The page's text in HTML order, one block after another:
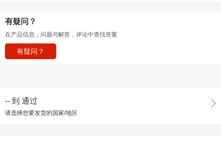
有疑问？
在产品信息，问题与解答，评论中查找答案
有疑问？
-- 到 通过
请选择您要发货的国家/地区